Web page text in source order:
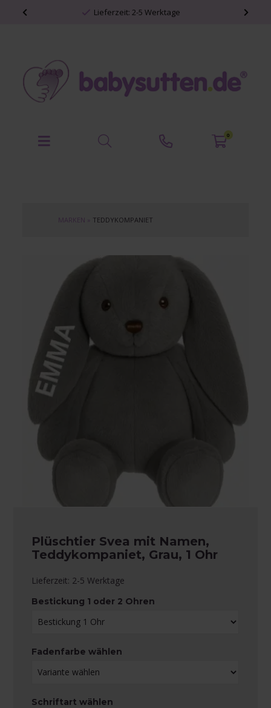
Lieferzeit: 2-5 Werktage
0
MARKEN TEDDYKOMPANIET
Plüschtier Svea mit Namen,
Teddykompaniet, Grau, 1 Ohr
Lieferzeit: 2-5 Werktage
Bestickung 1 oder 2 Ohren
Fadenfarbe wählen
Schriftart wählen